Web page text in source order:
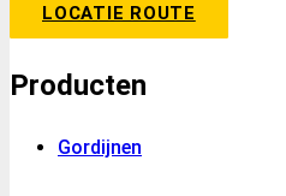
LOCATIE ROUTE
Producten
Gordijnen